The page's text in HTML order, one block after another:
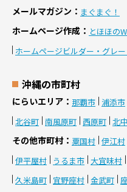
メールマガジン まぐまぐ！
ホームページ作成
とほほの
ホームページビルダー・グレ
沖縄の市町村
にらいエリア 那覇市 浦添市
北谷町 南風原町 西原町 北
その他市町村 粟国村 伊江村
伊平屋村
うるま市 大宜味村
久米島町 宜野座村 金武町